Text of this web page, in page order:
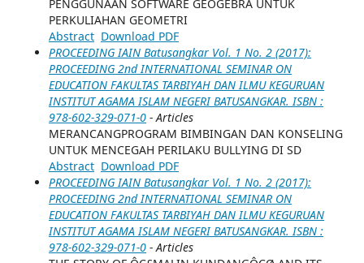
PENGGUNAAN SOFTWARE GEOGEBRA UNTUK
PERKULIAHAN GEOMETRI
Abstract Download PDF
PROCEEDING IAIN Batusangkar Vol. 1 No. 2 (2017):
PROCEEDING 2nd INTERNATIONAL SEMINAR ON
EDUCATION FAKULTAS TARBIYAH DAN ILMU KEGURUAN
INSTITUT AGAMA ISLAM NEGERI BATUSANGKAR. ISBN :
978-602-329-071-0 - Articles
MERANCANGPROGRAM BIMBINGAN DAN KONSELING
UNTUK MENCEGAH PERILAKU BULLYING DI SD
Abstract Download PDF
PROCEEDING IAIN Batusangkar Vol. 1 No. 2 (2017):
PROCEEDING 2nd INTERNATIONAL SEMINAR ON
EDUCATION FAKULTAS TARBIYAH DAN ILMU KEGURUAN
INSTITUT AGAMA ISLAM NEGERI BATUSANGKAR. ISBN :
978-602-329-071-0 - Articles